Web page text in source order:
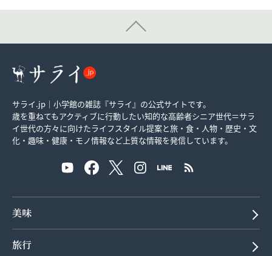
サライ.jp｜小学館の雑誌『サライ』の公式サイトです。
歳を重ねてもアクティブに行動したい知的な高齢者シニア世代＝サラ
イ世代の方々に向けたライフスタイル提案と旅・食・人物・歴史・文
化・趣味・健康・モノ情報など上質な情報を発信しています。
美味
旅行